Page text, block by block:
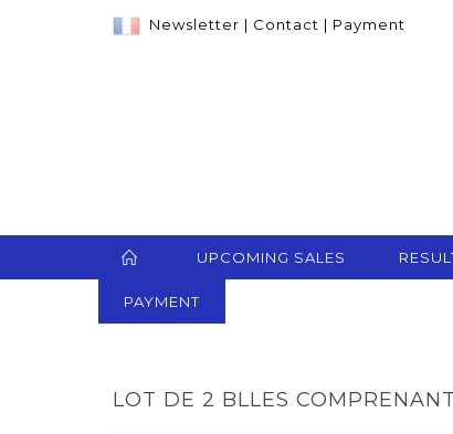
Newsletter | Contact | Payment
UPCOMING SALES
PAYMENT
LOT DE 2 BLLES